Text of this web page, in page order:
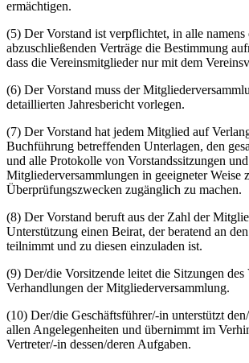
ermächtigen.
(5) Der Vorstand ist verpflichtet, in alle namens
abzuschließenden Verträge die Bestimmung
dass die Vereinsmitglieder nur mit dem
(6) Der Vorstand muss der
detaillierten Jahresbericht vorlegen.
(7) Der Vorstand hat jedem Mitglied auf
Buchführung betreffenden Unterlagen, den
und alle Protokolle von Vorstandssitzungen und
Mitgliederversammlungen in geeigneter Weise
Überprüfungszwecken zugänglich zu machen.
(8) Der Vorstand beruft aus der Zahl der
Unterstützung einen Beirat, der beratend an
teilnimmt und zu diesen einzuladen ist.
(9) Der/die Vorsitzende leitet die Sitzungen des
Verhandlungen der Mitgliederversammlung.
(10) Der/die Geschäftsführer/-in unterstützt
allen Angelegenheiten und übernimmt im
Vertreter/-in dessen/deren Aufgaben.